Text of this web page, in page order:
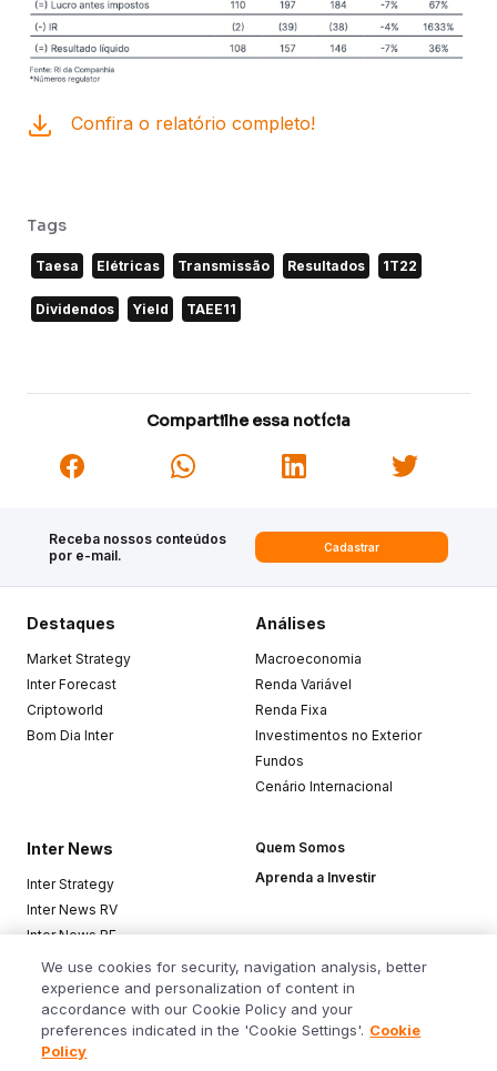
Confira o relatório completo!
Tags
Taesa Elétricas Transmissão Resultados 1T22
Dividendos Yield TAEE11
Compartilhe essa notícia
Receba nossos conteúdos
por e-mail.
Cadastrar
Destaques
Market Strategy
Inter Forecast
Criptoworld
Bom Dia Inter
Análises
Macroeconomia
Renda Variável
Renda Fixa
Investimentos no Exterior
Fundos
Cenário Internacional
Inter News
Inter Strategy
Inter News RV
Inter News RF
Top Funds
Quem Somos
Aprenda a Investir
Baixe o app
We use cookies for security, navigation analysis, better
experience and personalization of content in
accordance with our Cookie Policy and your
preferences indicated in the 'Cookie Settings'. Cookie
Policy